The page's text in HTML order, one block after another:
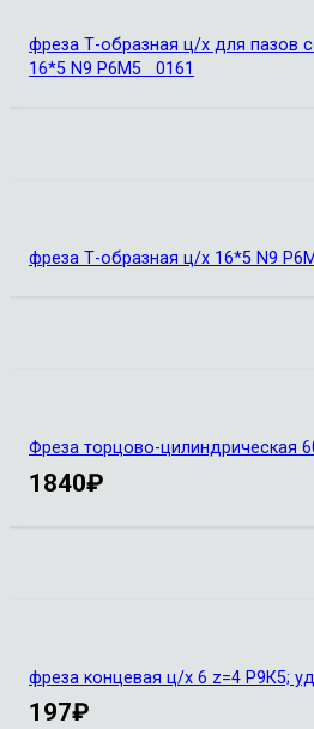
фреза Т-образная ц/х для пазов
16*5 N9 Р6М5 0161
фреза Т-образная ц/х 16*5 N9
Фреза торцово-цилиндрическая
1840₽
фреза концевая ц/х 6 z=4 Р9К5;
197₽